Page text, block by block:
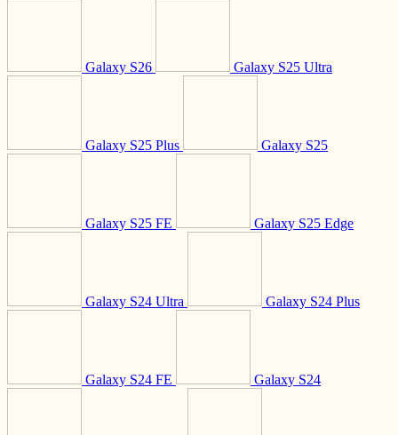
Galaxy S26 Galaxy S25 Ultra
Galaxy S25 Plus Galaxy S25
Galaxy S25 FE Galaxy S25 Edge
Galaxy S24 Ultra Galaxy S24 Plus
Galaxy S24 FE Galaxy S24